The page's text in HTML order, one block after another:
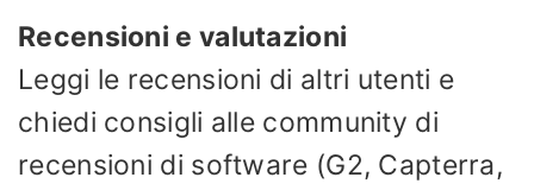
Recensioni e valutazioni
Leggi le recensioni di altri utenti e
chiedi consigli alle community di
recensioni di software (G2, Capterra,